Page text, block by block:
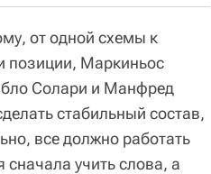
от одной схемы к
позиции, Маркиньос
Солари и Манфред
стабильный состав,
все должно работать
учить слова, а